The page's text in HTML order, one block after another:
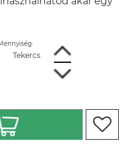
Tekercs